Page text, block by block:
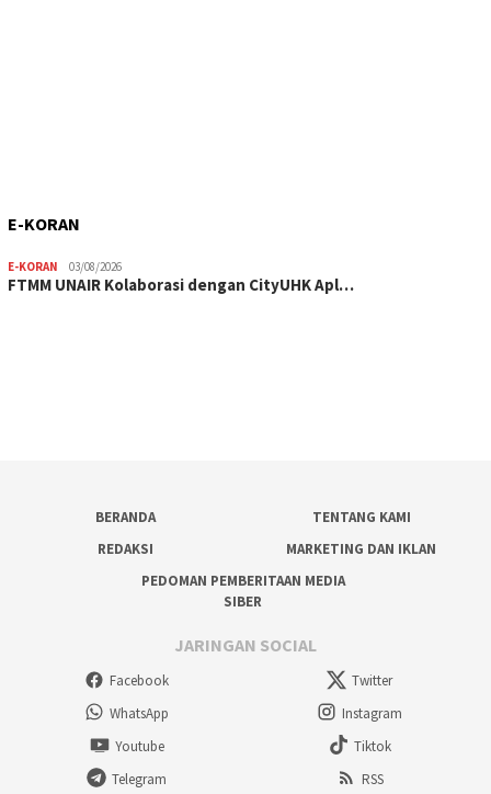
E-KORAN
E-KORAN 03/08/2026
FTMM UNAIR Kolaborasi dengan CityUHK Apl…
BERANDA
TENTANG KAMI
REDAKSI
MARKETING DAN IKLAN
PEDOMAN PEMBERITAAN MEDIA
SIBER
JARINGAN SOCIAL
Facebook
Twitter
WhatsApp
Instagram
Youtube
Tiktok
Telegram
RSS